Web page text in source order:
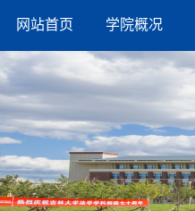
网站首页 学院概况